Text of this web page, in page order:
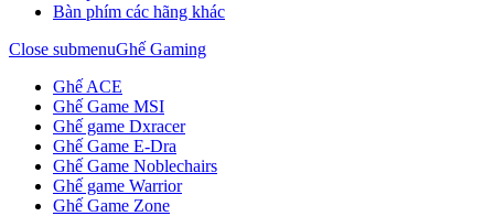
Bàn phím các hãng khác
Close submenuGhế Gaming
Ghế ACE
Ghế Game MSI
Ghế game Dxracer
Ghế Game E-Dra
Ghế Game Noblechairs
Ghế game Warrior
Ghế Game Zone